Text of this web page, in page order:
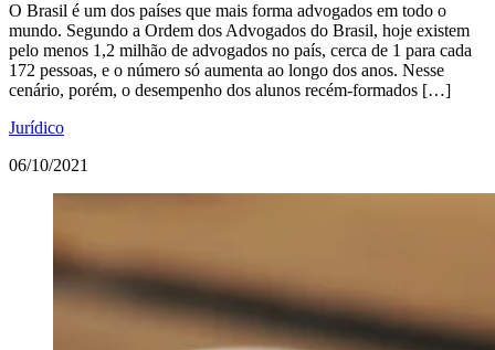
O Brasil é um dos países que mais forma advogados em todo o
mundo. Segundo a Ordem dos Advogados do Brasil, hoje existem
pelo menos 1,2 milhão de advogados no país, cerca de 1 para cada
172 pessoas, e o número só aumenta ao longo dos anos. Nesse
cenário, porém, o desempenho dos alunos recém-formados […]
Jurídico
06/10/2021